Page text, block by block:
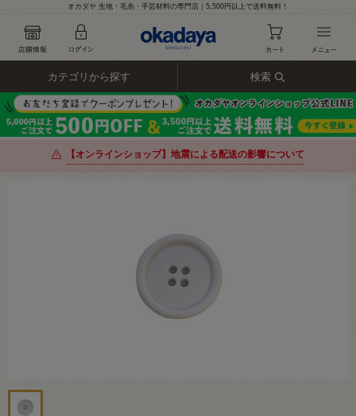
オカダヤ 生地・毛糸・手芸材料の専門店｜5,500円以上で送料無料！
カテゴリから探す 検索
【オンラインショップ】地震による配送の影響について